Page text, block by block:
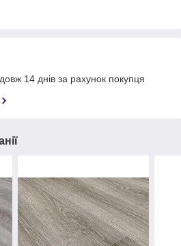
14 днів за рахунок покупця